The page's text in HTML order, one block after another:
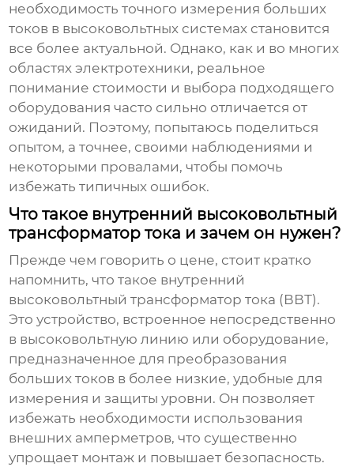
необходимость точного измерения больших
токов в высоковольтных системах становится
все более актуальной. Однако, как и во многих
областях электротехники, реальное
понимание стоимости и выбора подходящего
оборудования часто сильно отличается от
ожиданий. Поэтому, попытаюсь поделиться
опытом, а точнее, своими наблюдениями и
некоторыми провалами, чтобы помочь
избежать типичных ошибок.
Что такое внутренний высоковольтный
трансформатор тока и зачем он нужен?
Прежде чем говорить о цене, стоит кратко
напомнить, что такое внутренний
высоковольтный трансформатор тока (ВВТ).
Это устройство, встроенное непосредственно
в высоковольтную линию или оборудование,
предназначенное для преобразования
больших токов в более низкие, удобные для
измерения и защиты уровни. Он позволяет
избежать необходимости использования
внешних амперметров, что существенно
упрощает монтаж и повышает безопасность.